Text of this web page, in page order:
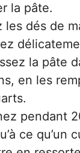
la pâte.
les dés de
la pâte
en les
pendant
ce qu’un